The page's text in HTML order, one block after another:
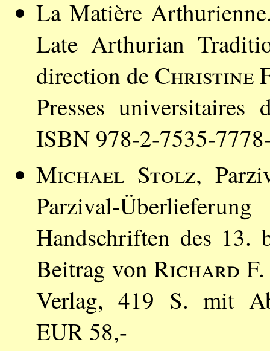
La Matière
Late Arthurian
direction de Christine
Presses
ISBN 978-2-7535-
Michael Stolz,
Parzival-
Handschriften des 13.
Beitrag vonRichard
Verlag, 419 S. mit
EUR 58,-